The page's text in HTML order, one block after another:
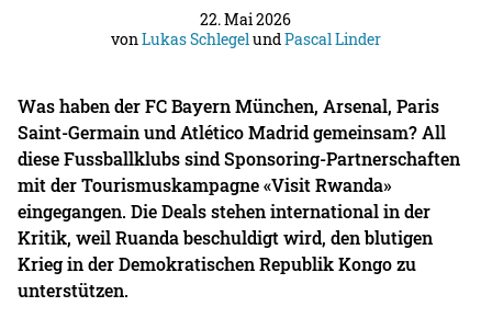
22. Mai 2026
vonLukas SchlegelundPascal Linder
Was haben der FC Bayern München, Arsenal, Paris
Saint-Germain und Atlético Madrid gemeinsam? All
diese Fussballklubs sind Sponsoring-Partnerschaften
mit der Tourismuskampagne «Visit Rwanda»
eingegangen. Die Deals stehen international in der
Kritik, weil Ruanda beschuldigt wird, den blutigen
Krieg in der Demokratischen Republik Kongo zu
unterstützen.